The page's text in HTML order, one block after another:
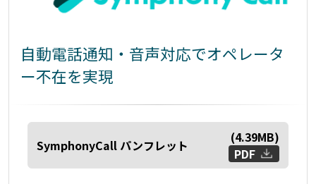
自動電話通知・音声対応でオペレータ
ー不在を実現
SymphonyCall パンフレット (4.39MB)
PDF